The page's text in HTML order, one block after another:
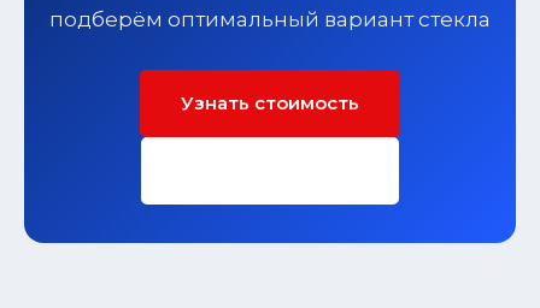
подберём оптимальный вариант стекла
Узнать стоимость